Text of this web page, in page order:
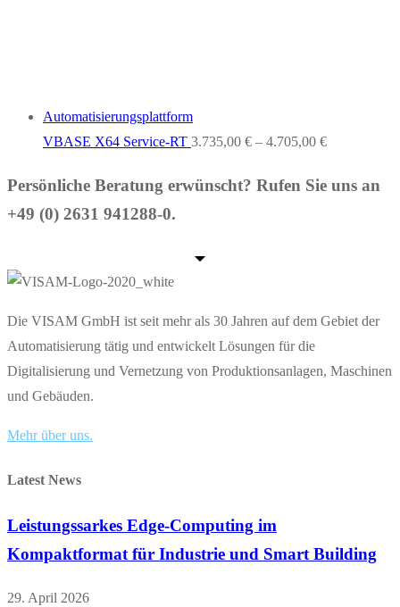
Automatisierungsplattform
VBASE X64 Service-RT 3.735,00 € – 4.705,00 €
Persönliche Beratung erwünscht? Rufen Sie uns an
+49 (0) 2631 941288-0.
Die VISAM GmbH ist seit mehr als 30 Jahren auf dem Gebiet der
Automatisierung tätig und entwickelt Lösungen für die
Digitalisierung und Vernetzung von Produktionsanlagen, Maschinen
und Gebäuden.
Mehr über uns.
Latest News
Leistungssarkes Edge-Computing im
Kompaktformat für Industrie und Smart Building
29. April 2026